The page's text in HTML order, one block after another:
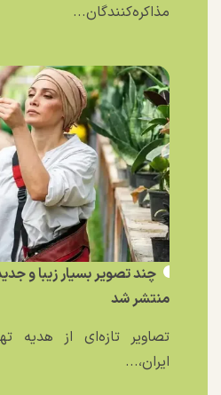
مذاکره‌کنندگان...
چند تصویر بسیار زیبا و
منتشر شد
تصاویر تازه‌ای از هدیه
ایران،...